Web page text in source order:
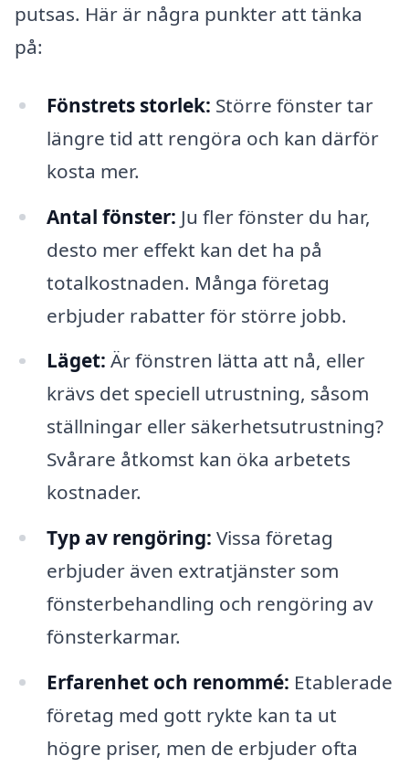
putsas. Här är några punkter att tänka
på:
Fönstrets storlek: Större fönster tar
längre tid att rengöra och kan därför
kosta mer.
Antal fönster: Ju fler fönster du har,
desto mer effekt kan det ha på
totalkostnaden. Många företag
erbjuder rabatter för större jobb.
Läget: Är fönstren lätta att nå, eller
krävs det speciell utrustning, såsom
ställningar eller säkerhetsutrustning?
Svårare åtkomst kan öka arbetets
kostnader.
Typ av rengöring: Vissa företag
erbjuder även extratjänster som
fönsterbehandling och rengöring av
fönsterkarmar.
Erfarenhet och renommé: Etablerade
företag med gott rykte kan ta ut
högre priser, men de erbjuder ofta